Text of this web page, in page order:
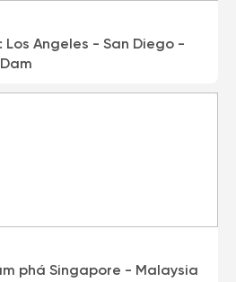
Los Angeles - San Diego -
phá Singapore - Malaysia